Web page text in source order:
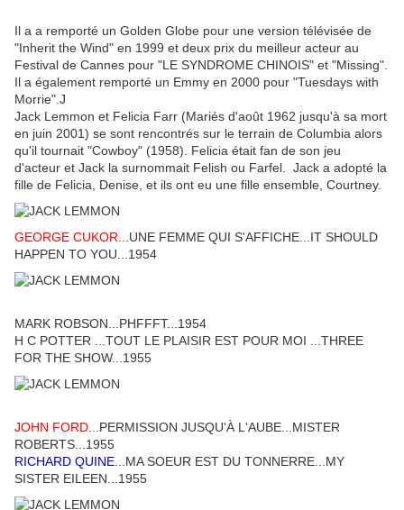
Il a a remporté un Golden Globe pour une version télévisée de
"Inherit the Wind" en 1999 et deux prix du meilleur acteur au
Festival de Cannes pour "LE SYNDROME CHINOIS" et "Missing".
Il a également remporté un Emmy en 2000 pour "Tuesdays with
Morrie".J
Jack Lemmon et Felicia Farr (Mariés d'août 1962 jusqu'à sa mort
en juin 2001) se sont rencontrés sur le terrain de Columbia alors
qu'il tournait "Cowboy" (1958). Felicia était fan de son jeu
d'acteur et Jack la surnommait Felish ou Farfel. Jack a adopté la
fille de Felicia, Denise, et ils ont eu une fille ensemble, Courtney.
GEORGE CUKOR ...UNE FEMME QUI S'AFFICHE...IT SHOULD
HAPPEN TO YOU...1954
MARK ROBSON...PHFFFT...1954
H C POTTER ...TOUT LE PLAISIR EST POUR MOI ...THREE
FOR THE SHOW...1955
JOHN FORD ...PERMISSION JUSQU'À L'AUBE...MISTER
ROBERTS...1955
RICHARD QUINE ...MA SOEUR EST DU TONNERRE...MY
SISTER EILEEN...1955